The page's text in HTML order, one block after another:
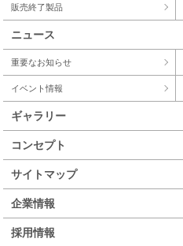
販売終了製品
ニュース
重要なお知らせ
イベント情報
ギャラリー
コンセプト
サイトマップ
企業情報
採用情報